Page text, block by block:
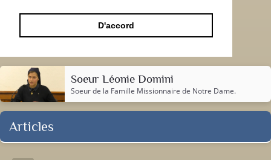
D'accord
Soeur Léonie Domini
Soeur de la Famille Missionnaire de Notre Dame.
Articles